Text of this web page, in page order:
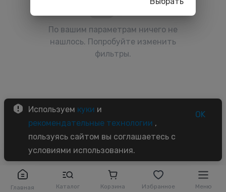
Главная Каталог Корзина Избранное Меню
По вашим параметрам ничего не
нашлось. Попробуйте изменить
фильтры.
Используем куки и
рекомендательные технологии ,
пользуясь сайтом вы соглашаетесь с
условиями использования.
OK